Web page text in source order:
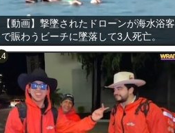
【動画】撃墜されたドローンが海水浴客
で賑わうビーチに墜落して3人死亡。